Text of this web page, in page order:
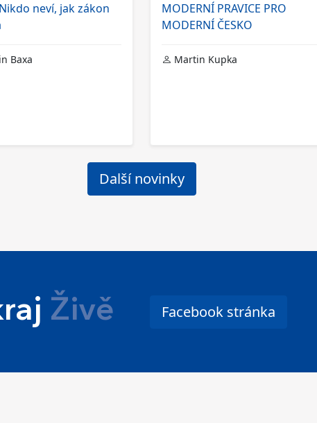
neví, jak zákon
Baxa
MODERNÍ PRAVICE PRO
MODERNÍ ČESKO
Martin Kupka
Další novinky
Živě Facebook stránka